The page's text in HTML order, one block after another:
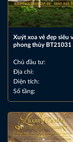
Xuýt xoa vẻ đẹp siêu
phong thủy BT21031
Chủ đầu tư:
Địa chỉ:
Diện tích:
Số tầng: